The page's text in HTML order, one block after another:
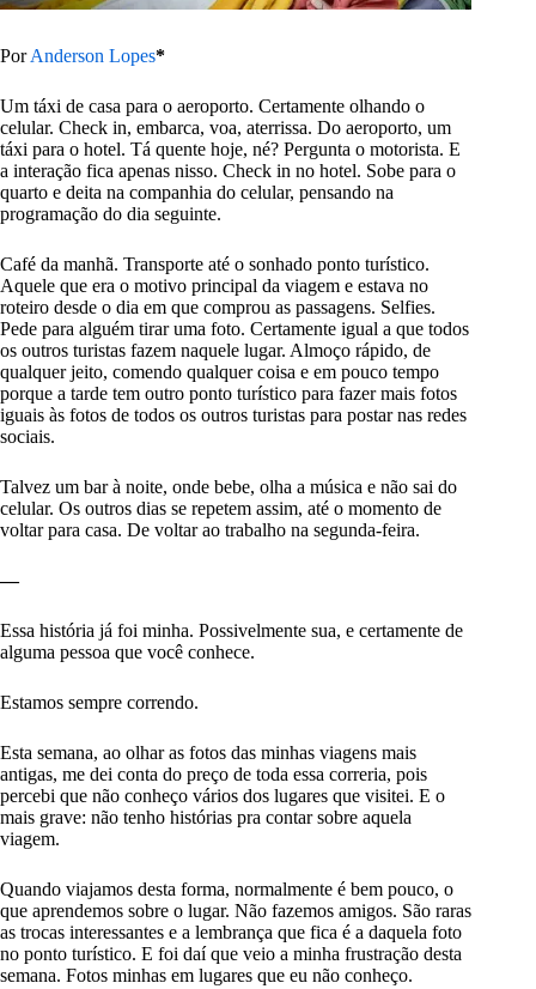
PorAnderson Lopes*
Um táxi de casa para o aeroporto. Certamente olhando o
celular. Check in, embarca, voa, aterrissa. Do aeroporto, um
táxi para o hotel. Tá quente hoje, né? Pergunta o motorista. E
a interação fica apenas nisso. Check in no hotel. Sobe para o
quarto e deita na companhia do celular, pensando na
programação do dia seguinte.
Café da manhã. Transporte até o sonhado ponto turístico.
Aquele que era o motivo principal da viagem e estava no
roteiro desde o dia em que comprou as passagens. Selfies.
Pede para alguém tirar uma foto. Certamente igual a que todos
os outros turistas fazem naquele lugar. Almoço rápido, de
qualquer jeito, comendo qualquer coisa e em pouco tempo
porque a tarde tem outro ponto turístico para fazer mais fotos
iguais às fotos de todos os outros turistas para postar nas redes
sociais.
Talvez um bar à noite, onde bebe, olha a música e não sai do
celular. Os outros dias se repetem assim, até o momento de
voltar para casa. De voltar ao trabalho na segunda-feira.
—
Essa história já foi minha. Possivelmente sua, e certamente de
alguma pessoa que você conhece.
Estamos sempre correndo.
Esta semana, ao olhar as fotos das minhas viagens mais
antigas, me dei conta do preço de toda essa correria, pois
percebi que não conheço vários dos lugares que visitei. E o
mais grave: não tenho histórias pra contar sobre aquela
viagem.
Quando viajamos desta forma, normalmente é bem pouco, o
que aprendemos sobre o lugar. Não fazemos amigos. São raras
as trocas interessantes e a lembrança que fica é a daquela foto
no ponto turístico. E foi daí que veio a minha frustração desta
semana. Fotos minhas em lugares que eu não conheço.